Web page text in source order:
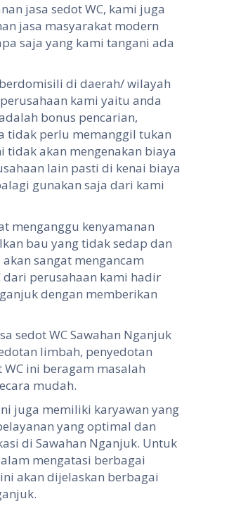
jasa sedot WC, kami juga
jasa masyarakat modern
saja yang kami tangani ada
di daerah/ wilayah
kami yaitu anda
bonus pencarian,
tidak perlu memanggil tukan
tidak akan mengenakan biaya
lain pasti di kenai biaya
gunakan saja dari kami
menganggu kenyamanan
bau yang tidak sedap dan
sangat mengancam
dari perusahaan kami hadir
dengan memberikan
sedot WC Sawahan Nganjuk
limbah, penyedotan
ini beragam masalah
mudah.
juga memiliki karyawan yang
yang optimal dan
di Sawahan Nganjuk. Untuk
mengatasi berbagai
akan dijelaskan berbagai